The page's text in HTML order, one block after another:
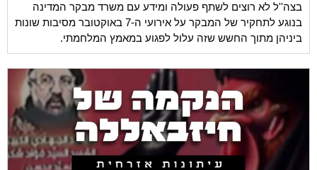
בצה''ל לא רוצים לשתף פעולה ומידע עם משרד מבקר המדינה
בנוגע לתחקיר של המבקר על אירועי ה-7 באוקטובר מסיבות שונות
ביניהן מתוך החשש שזה עלול לפגוע במאמץ המלחמתי.